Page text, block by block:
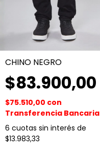
CHINO NEGRO
$83.900,00
$75.510,00 con
Transferencia Bancaria
6 cuotas sin interés de
$13.983,33